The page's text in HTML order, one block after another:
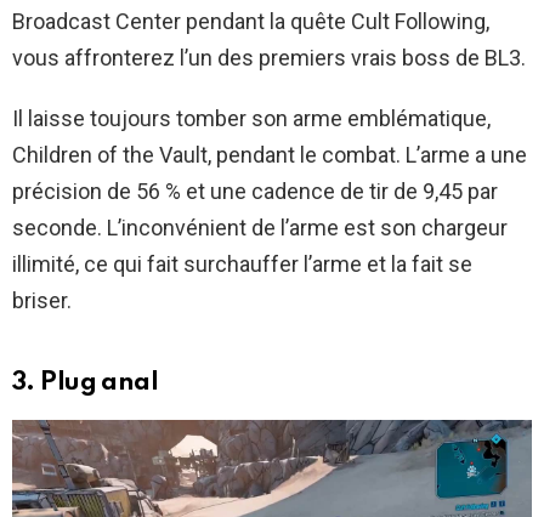
Broadcast Center pendant la quête Cult Following,
vous affronterez l’un des premiers vrais boss de BL3.
Il laisse toujours tomber son arme emblématique,
Children of the Vault, pendant le combat. L’arme a une
précision de 56 % et une cadence de tir de 9,45 par
seconde. L’inconvénient de l’arme est son chargeur
illimité, ce qui fait surchauffer l’arme et la fait se
briser.
3. Plug anal